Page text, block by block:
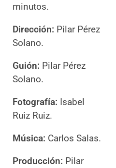
minutos.
Dirección: Pilar Pérez
Solano.
Guión: Pilar Pérez
Solano.
Fotografía: Isabel
Ruiz Ruiz.
Música: Carlos Salas.
Producción: Pilar